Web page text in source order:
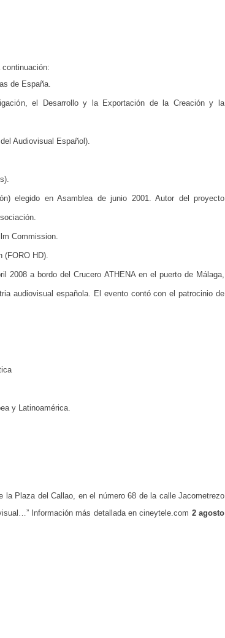
de España.
el Desarrollo y la Exportación de la Creación y la
Audiovisual Español).
elegido en Asamblea de junio 2001. Autor del proyecto
Commission.
(FORO HD).
2008 a bordo del Crucero ATHENA en el puerto de Málaga,
audiovisual española. El evento contó con el patrocinio de
y Latinoamérica.
la Plaza del Callao, en el número 68 de la calle Jacometrezo
Información más detallada en cineytele.com 2 agosto